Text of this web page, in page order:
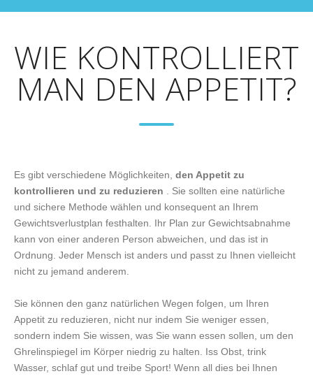
WIE KONTROLLIERT
MAN DEN APPETIT?
Es gibt verschiedene Möglichkeiten, den Appetit zu
kontrollieren und zu reduzieren . Sie sollten eine natürliche
und sichere Methode wählen und konsequent an Ihrem
Gewichtsverlustplan festhalten. Ihr Plan zur Gewichtsabnahme
kann von einer anderen Person abweichen, und das ist in
Ordnung. Jeder Mensch ist anders und passt zu Ihnen vielleicht
nicht zu jemand anderem.
Sie können den ganz natürlichen Wegen folgen, um Ihren
Appetit zu reduzieren, nicht nur indem Sie weniger essen,
sondern indem Sie wissen, was Sie wann essen sollen, um den
Ghrelinspiegel im Körper niedrig zu halten. Iss Obst, trink
Wasser, schlaf gut und treibe Sport! Wenn all dies bei Ihnen